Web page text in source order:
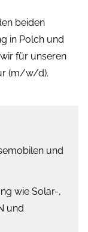
beiden
in Polch und
für unseren
(m/w/d).
und
wie Solar-,
und